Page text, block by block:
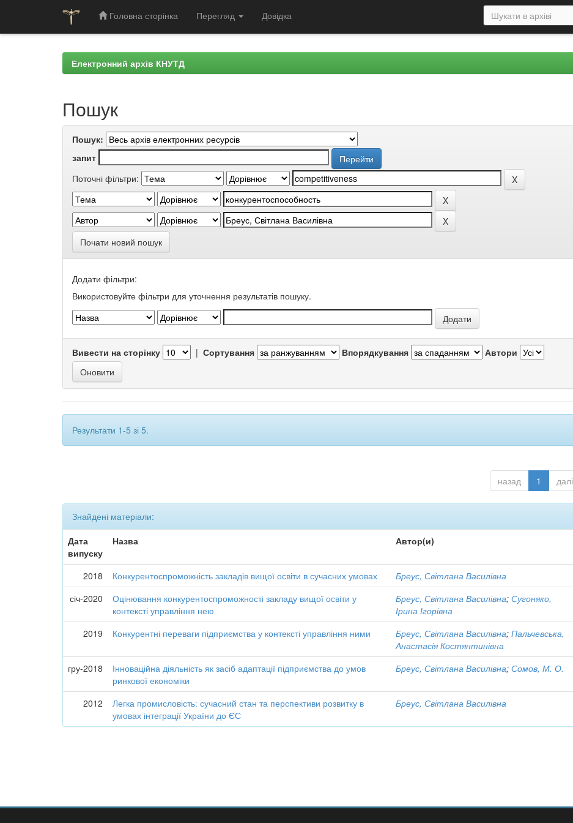
Головна сторінка Перегляд Довідка
Електронний архів КНУТД
Пошук
Пошук:
запит
Поточні фільтри:
Почати новий пошук
Додати фільтри:
Використовуйте фільтри для уточнення результатів пошуку.
Вивести на сторінку | Сортування Впорядкування Автори
Результати 1-5 зі 5.
назад 1 далі
Знайдені матеріали:
Дата
випуску
Назва Автор(и)
2018 Конкурентоспроможність закладів вищої освіти в сучасних умовах
Бреус, Світлана Василівна
січ-2020
Оцінювання конкурентоспроможності закладу вищої освіти у
контексті управління нею
Бреус, Світлана Василівна;Сугоняко,
Ірина Ігорівна
2019
Конкурентні переваги підприємства у контексті управління ними Бреус, Світлана Василівна;Пальчевська,
Анастасія Костянтинівна
гру-2018
Інноваційна діяльність як засіб адаптації підприємства до умов
ринкової економіки
Бреус, Світлана Василівна;Сомов, М. О.
2012
Легка промисловість: сучасний стан та перспективи розвитку в
умовах інтеграції України до ЄС
Бреус, Світлана Василівна